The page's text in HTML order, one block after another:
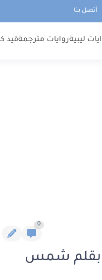
أتصل بنا
ليبيةروايات مترجمةقيد
0
رواية غوثهم الفصل المائة والتاسع والثلاثون 139 بقلم شمس